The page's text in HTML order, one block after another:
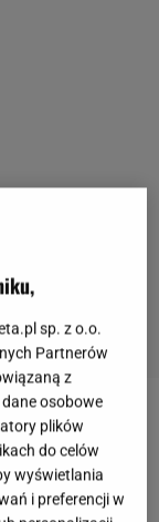
że
z
sp. z o.o.
Partnerów
z
osobowe
plików
do celów
wyświetlania
i preferencji w